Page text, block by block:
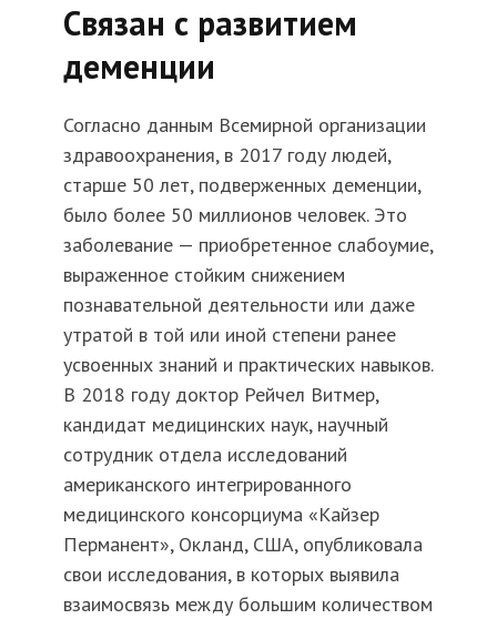
Связан с развитием
деменции
Согласно данным Всемирной организации
здравоохранения, в 2017 году людей,
старше 50 лет, подверженных деменции,
было более 50 миллионов человек. Это
заболевание — приобретенное слабоумие,
выраженное стойким снижением
познавательной деятельности или даже
утратой в той или иной степени ранее
усвоенных знаний и практических навыков.
В 2018 году доктор Рейчел Витмер,
кандидат медицинских наук, научный
сотрудник отдела исследований
американского интегрированного
медицинского консорциума «Кайзер
Перманент», Окланд, США, опубликовала
свои исследования, в которых выявила
взаимосвязь между большим количеством